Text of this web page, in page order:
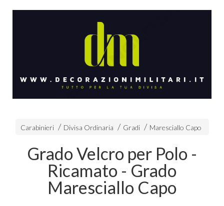
Carabinieri Divisa Ordinaria Gradi Maresciallo Capo
Grado Velcro per Polo -
Ricamato - Grado
Maresciallo Capo